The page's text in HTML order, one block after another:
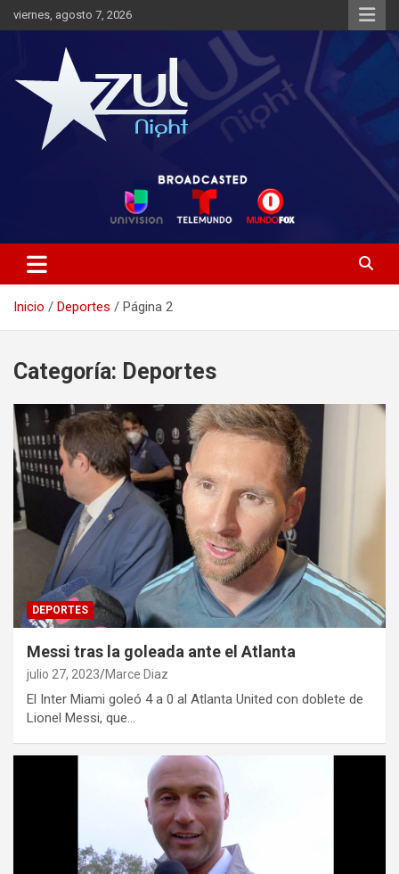
Saltar
al
viernes, agosto 7, 2026
Azul Night TV
Inicio Deportes Página 2
Categoría: Deportes
DEPORTES
Messi tras la goleada ante el Atlanta
julio 27, 2023 Marce Diaz
El Inter Miami goleó 4 a 0 al Atlanta United con doblete de
Lionel Messi, que…